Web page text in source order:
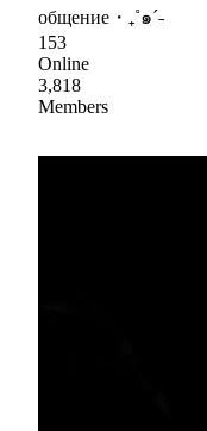
общение・₊˚๑ˊ˗
153
Online
3,818
Members